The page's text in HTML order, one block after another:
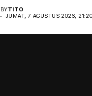
BYTITO
JUMAT, 7 AGUSTUS 2026,